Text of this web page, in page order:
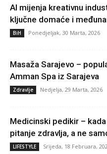
AI mijenja kreativnu
ključne domaće i
BiH Ponedjeljak, 30 Marta, 2026
Masaža Sarajevo –
Amman Spa iz Sarajeva
Zdravlje Nedjelja, 29 Marta, 2026
Medicinski pedikir –
pitanje zdravlja, a ne
LIFESTYLE Srijeda, 18 Februara,